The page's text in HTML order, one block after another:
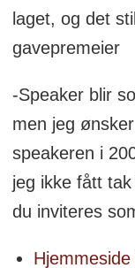
laget, og det
gavepremeier
-Speaker blir
men jeg
speakeren i
jeg ikke fått
du inviteres